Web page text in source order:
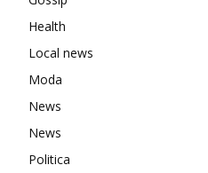
Health
Local news
Moda
News
News
Politica